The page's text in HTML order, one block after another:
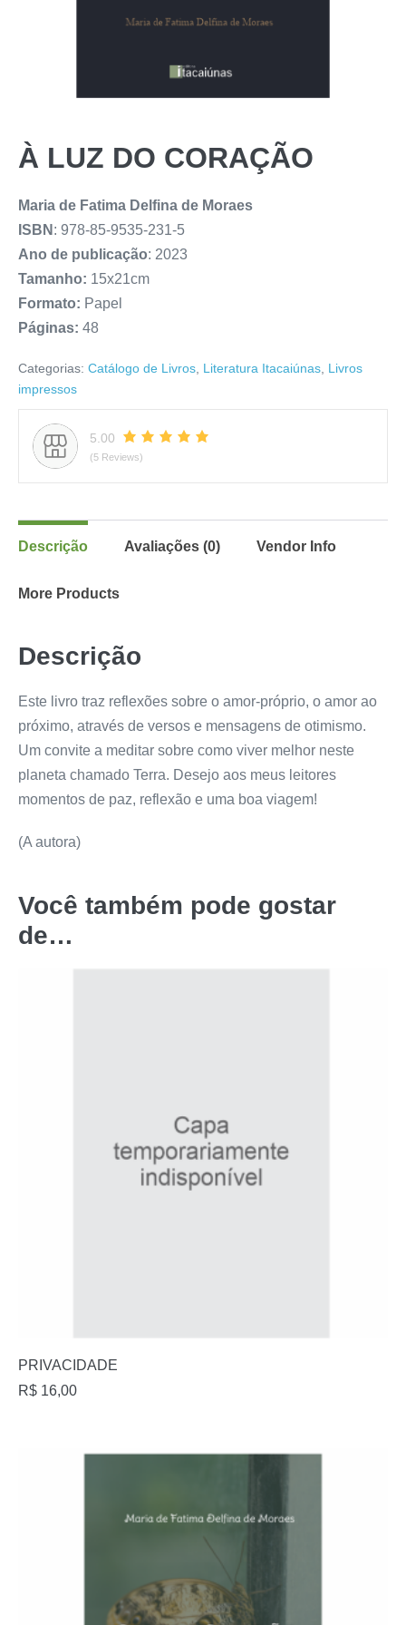
À LUZ DO CORAÇÃO
Maria de Fatima Delfina de Moraes
ISBN : 978-85-9535-231-5
Ano de publicação: 2023
Tamanho: 15x21cm
Formato: Papel
Páginas: 48
Categorias: Catálogo de Livros, Literatura Itacaiúnas, Livros
impressos
5.00
(5 Reviews)
Descrição Avaliações (0) Vendor Info
More Products
Descrição
Este livro traz reflexões sobre o amor-próprio, o amor ao
próximo, através de versos e mensagens de otimismo.
Um convite a meditar sobre como viver melhor neste
planeta chamado Terra. Desejo aos meus leitores
momentos de paz, reflexão e uma boa viagem!
(A autora)
Você também pode gostar
de…
PRIVACIDADE
R$ 16,00